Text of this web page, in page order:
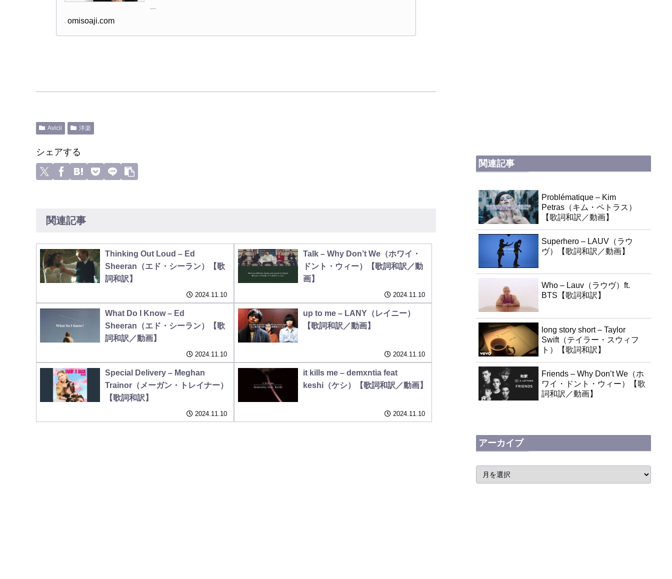
omisoaji.com
Avicii 洋楽
シェアする
関連記事
Thinking Out Loud – Ed
Sheeran（エド・シーラン）【歌
詞和訳】
2024.11.10
Talk – Why Don’t We（ホワイ・
ドント・ウィー）【歌詞和訳／動
画】
2024.11.10
What Do I Know – Ed
Sheeran（エド・シーラン）【歌
詞和訳／動画】
2024.11.10
up to me – LANY（レイニー）
【歌詞和訳／動画】
2024.11.10
Special Delivery – Meghan
Trainor（メーガン・トレイナー）
【歌詞和訳】
2024.11.10
it kills me – demxntia feat
keshi（ケシ）【歌詞和訳／動画】
2024.11.10
関連記事
Problématique – Kim
Petras（キム・ペトラス）
【歌詞和訳／動画】
Superhero – LAUV（ラウ
ヴ）【歌詞和訳／動画】
Who – Lauv（ラウヴ）ft.
BTS【歌詞和訳】
long story short – Taylor
Swift（テイラー・スウィフ
ト）【歌詞和訳】
Friends – Why Don’t We（ホ
ワイ・ドント・ウィー）【歌
詞和訳／動画】
アーカイブ